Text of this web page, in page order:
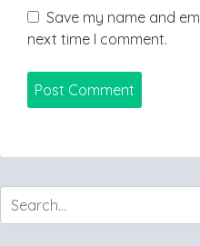
Save my name and
next time I comment.